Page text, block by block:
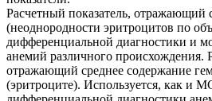
Расчетный показатель, отражающий
(неоднородности эритроцитов по
дифференциальной диагностики и
анемий различного происхождения.
отражающий среднее содержание
(эритроците). Используется, как и